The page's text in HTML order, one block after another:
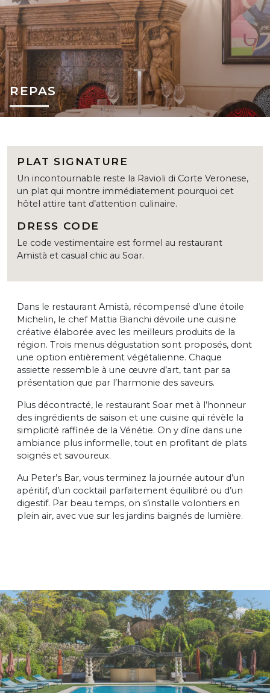
REPAS
PLAT SIGNATURE
Un incontournable reste la Ravioli di Corte Veronese,
un plat qui montre immédiatement pourquoi cet
hôtel attire tant d’attention culinaire.
DRESS CODE
Le code vestimentaire est formel au restaurant
Amistà et casual chic au Soar.
Dans le restaurant Amistà, récompensé d’une étoile
Michelin, le chef Mattia Bianchi dévoile une cuisine
créative élaborée avec les meilleurs produits de la
région. Trois menus dégustation sont proposés, dont
une option entièrement végétalienne. Chaque
assiette ressemble à une œuvre d’art, tant par sa
présentation que par l’harmonie des saveurs.
Plus décontracté, le restaurant Soar met à l’honneur
des ingrédients de saison et une cuisine qui révèle la
simplicité raffinée de la Vénétie. On y dîne dans une
ambiance plus informelle, tout en profitant de plats
soignés et savoureux.
Au Peter’s Bar, vous terminez la journée autour d’un
apéritif, d’un cocktail parfaitement équilibré ou d’un
digestif. Par beau temps, on s’installe volontiers en
plein air, avec vue sur les jardins baignés de lumière.